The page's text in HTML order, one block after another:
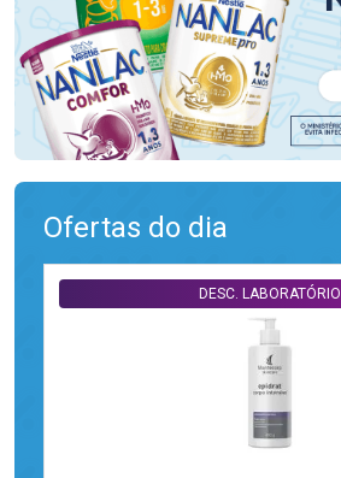
Ofertas do dia
DESC. LABORATÓRIO